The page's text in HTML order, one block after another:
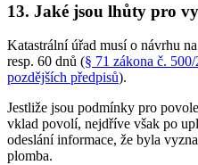
13. Jaké jsou lhůty pro
Katastrální úřad musí o návrhu
resp. 60 dnů (§ 71 zákona č.
pozdějších předpisů).
Jestliže jsou podmínky pro
vklad povolí, nejdříve však po
odeslání informace, že byla
plomba.